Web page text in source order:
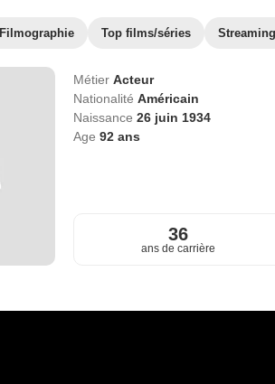
Filmographie Top films/séries Streaming
Métier Acteur
Nationalité Américain
Naissance 26 juin 1934
Age 92ans
36
ans de carrière